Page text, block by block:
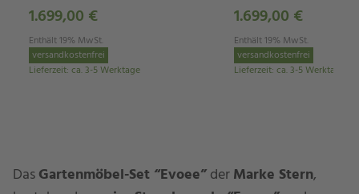
1.699,00 €
Enthält 19% MwSt.
versandkostenfrei
Lieferzeit: ca. 3-5 Werktage
1.699,00 €
Enthält 19% MwSt.
versandkostenfrei
Lieferzeit: ca. 3-5 Werktage
DasGartenmöbel-Set “Evoee”derMarke Stern,